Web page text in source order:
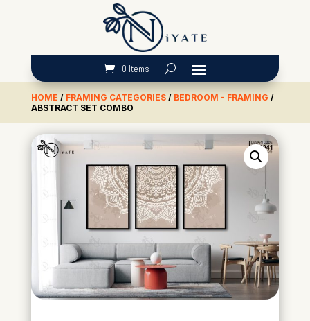
0 Items
HOME / FRAMING CATEGORIES/ BEDROOM - FRAMING /
ABSTRACT SET COMBO